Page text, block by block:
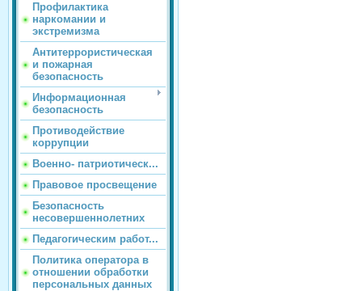
Профилактика
наркомании и
экстремизма
Антитеррористическая
и пожарная
безопасность
Информационная
безопасность
Противодействие
коррупции
Военно- патриотическ...
Правовое просвещение
Безопасность
несовершеннолетних
Педагогическим работ...
Политика оператора в
отношении обработки
персональных данных